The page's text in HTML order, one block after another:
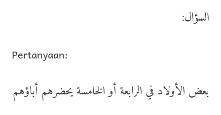
السؤال:
Pertanyaan:
بعض الأولاد في الرابعة أو الخامسة يحضرهم أباؤهم